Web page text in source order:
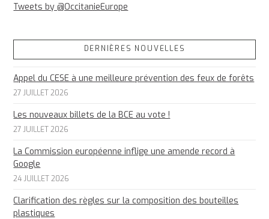
Tweets by @OccitanieEurope
DERNIÈRES NOUVELLES
Appel du CESE à une meilleure prévention des feux de forêts
27 JUILLET 2026
Les nouveaux billets de la BCE au vote !
27 JUILLET 2026
La Commission européenne inflige une amende record à
Google
24 JUILLET 2026
Clarification des règles sur la composition des bouteilles
plastiques